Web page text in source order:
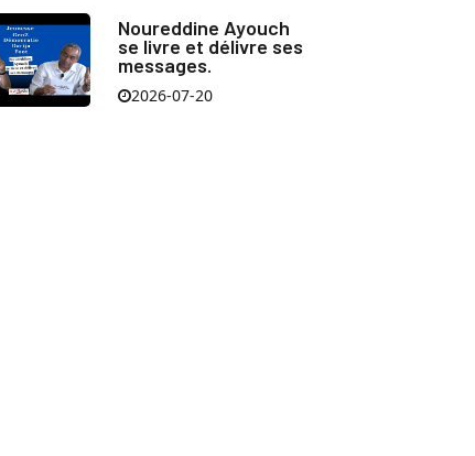
Noureddine Ayouch
se livre et délivre ses
messages.
2026-07-20